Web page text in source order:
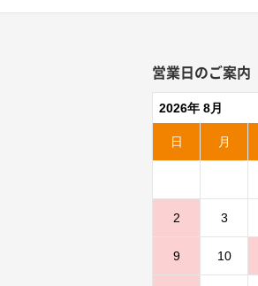
営業日のご案内
2026年 8月
日 月
2 3
9 10